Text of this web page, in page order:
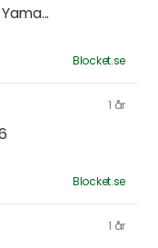
Blocket.se
1 år
Blocket.se
1 år